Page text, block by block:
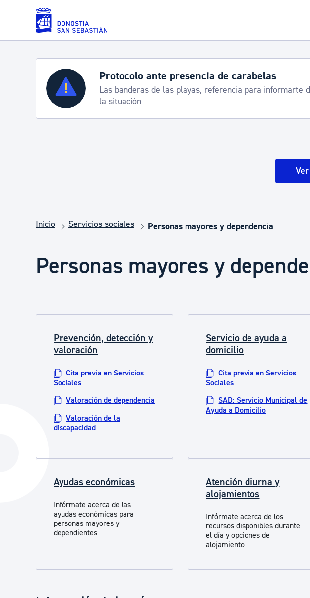
Saltar al contenido principal
Servicios
Padrón y asuntos personales
Seguridad ciudadana y emergencias
Salud Pública, animales y consumo
Participación ciudadana y asociacionismo
Deporte
La ciudad futura
Avisos
Agenda cultural
para informarte de
Semana Grande 2026
Cortes de tráfico y servicios especiales
Inicio Servicios sociales Personas mayores y dependencia
Personas mayores y
Prevención, detección y
valoración
Cita previa en Servicios
Sociales
Valoración de dependencia
Valoración de la
discapacidad
Servicio de ayuda a
domicilio
Cita previa en Servicios
Sociales
SAD: Servicio Municipal de
Ayuda a Domicilio
Ayudas económicas
Infórmate acerca de las
ayudas económicas para
personas mayores y
dependientes
Atención diurna y
alojamientos
Infórmate acerca de los
recursos disponibles durante
el día y opciones de
alojamiento​​​​​​​